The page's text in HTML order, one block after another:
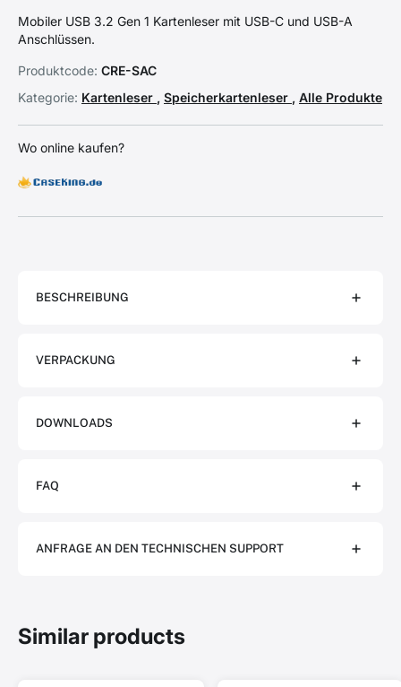
Mobiler USB 3.2 Gen 1 Kartenleser mit USB-C und USB-A
Anschlüssen.
Produktcode: CRE-SAC
Kategorie: Kartenleser , Speicherkartenleser , Alle Produkte
Wo online kaufen?
BESCHREIBUNG
VERPACKUNG
DOWNLOADS
FAQ
ANFRAGE AN DEN TECHNISCHEN SUPPORT
Similar products